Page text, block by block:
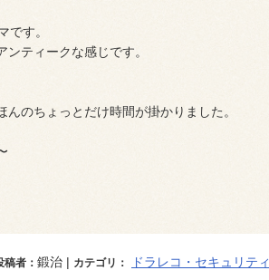
です。
ティークな感じです。
のちょっとだけ時間が掛かりました。
稿者： 鍛治 | カテゴリ： ドラレコ・セキュリティ